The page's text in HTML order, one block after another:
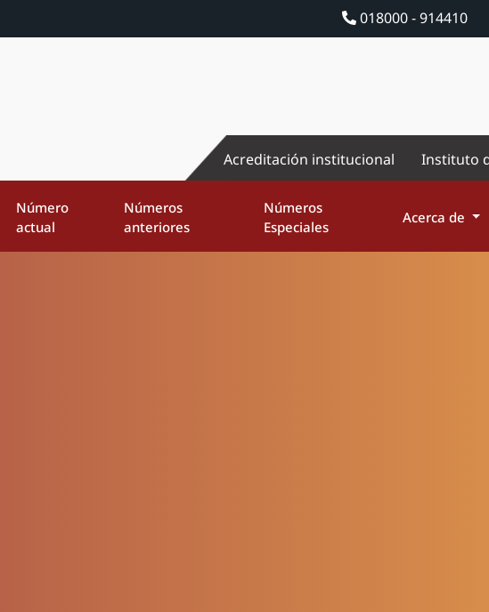
018000 - 914410
Acreditación institucional Instituto
Número
actual
Números
anteriores
Números
Especiales
Acerca de